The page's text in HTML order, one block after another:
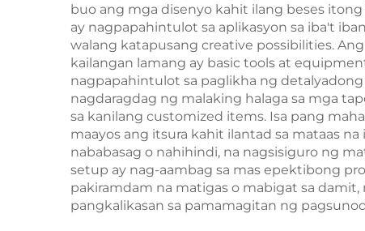
buo ang mga disenyo kahit ilang beses
ay nagpapahintulot sa aplikasyon sa iba't
walang katapusang creative possibilities.
kailangan lamang ay basic tools at
nagpapahintulot sa paglikha ng
nagdaragdag ng malaking halaga sa mga
sa kanilang customized items. Isa pang
maayos ang itsura kahit ilantad sa mataas
nababasag o nahihindi, na nagsisiguro ng
setup ay nag-aambag sa mas epektibong
pakiramdam na matigas o mabigat sa
pangkalikasan sa pamamagitan ng